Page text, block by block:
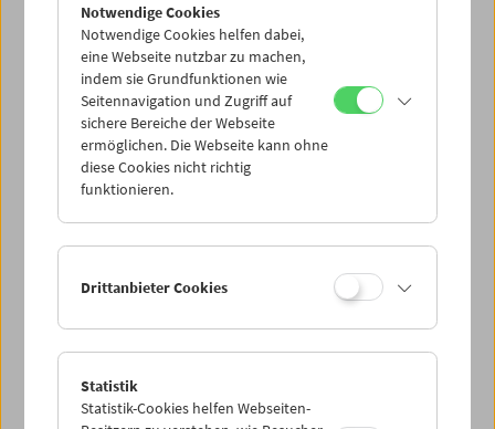
Di 10.1.
Mi 11.1.
Do 12.1.
Sa 14.1.
PROGRAMM ÜBERBLICK
Notwendige Cookies
Notwendige Cookies helfen dabei,
eine Webseite nutzbar zu machen,
indem sie Grundfunktionen wie
Seitennavigation und Zugriff auf
sichere Bereiche der Webseite
ermöglichen. Die Webseite kann ohne
diese Cookies nicht richtig
funktionieren.
Drittanbieter Cookies
Statistik
Statistik-Cookies helfen Webseiten-